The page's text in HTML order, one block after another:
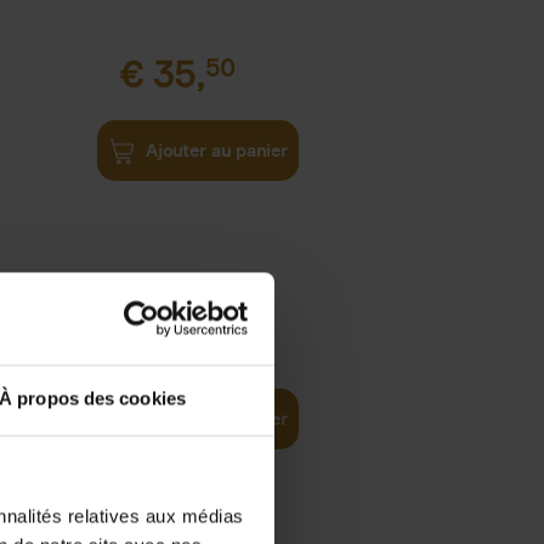
À propos des cookies
relatives aux médias
€ 35,50
Ajouter au panier
37,50
Ajouter au panier